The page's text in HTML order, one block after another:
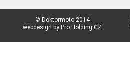
© Doktormoto 2014
webdesign by Pro Holding CZ